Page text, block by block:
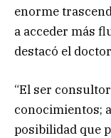
enorme
a acceder más
destacó el
“El ser
conocimientos;
posibilidad que